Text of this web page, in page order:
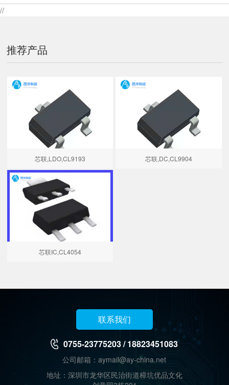
//
推荐产品
芯联,LDO,CL9193 芯联,DC,CL9904
芯联IC,CL4054
联系我们
0755-23775203 / 18823451083
公司邮箱：aymail@ay-china.net
地址：深圳市龙华区民治街道樟坑优品文化